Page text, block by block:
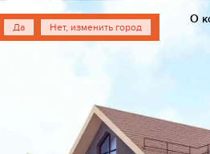
Да Нет, изменить город
О